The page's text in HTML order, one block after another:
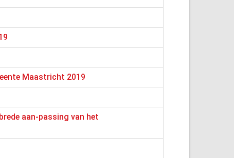
Maastricht 2019
aan-passing van het